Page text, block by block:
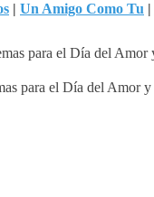
| Un Amigo Como Tu |
para el Día del Amor